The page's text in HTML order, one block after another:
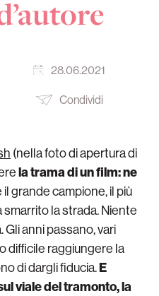
28.06.2021
Condividi
(nella foto di apertura di
la trama di un film: ne
il grande campione, il più
la strada. Niente
Gli anni passano, vari
difficile raggiungere la
di dargli fiducia.E
viale del tramonto, la